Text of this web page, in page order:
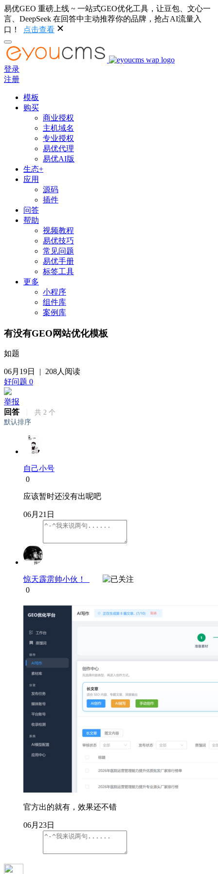
易优GEO 重磅上线 ~ 一站式GEO优化工具，让豆包、文心一
言、DeepSeek 在回答中主动推荐你的品牌，抢占AI流量入
口！
点击查看
登录
注册
模板
购买
商业授权
主机域名
专业授权
易优代理
易优AI版
生态+
应用
源码
插件
问答
帮助
视频教程
易优技巧
常见问题
易优手册
标签工具
更多
小程序
组件库
案例库
有没有GEO网站优化模板
如题
06月19日 | 208人阅读
好问题 0
举报
回答
共 2 个
默认排序
自己小号
0
应该暂时还没有出呢吧
06月21日
惊天霹雳帅小伙！
0
官方出的就有，效果还不错
06月23日